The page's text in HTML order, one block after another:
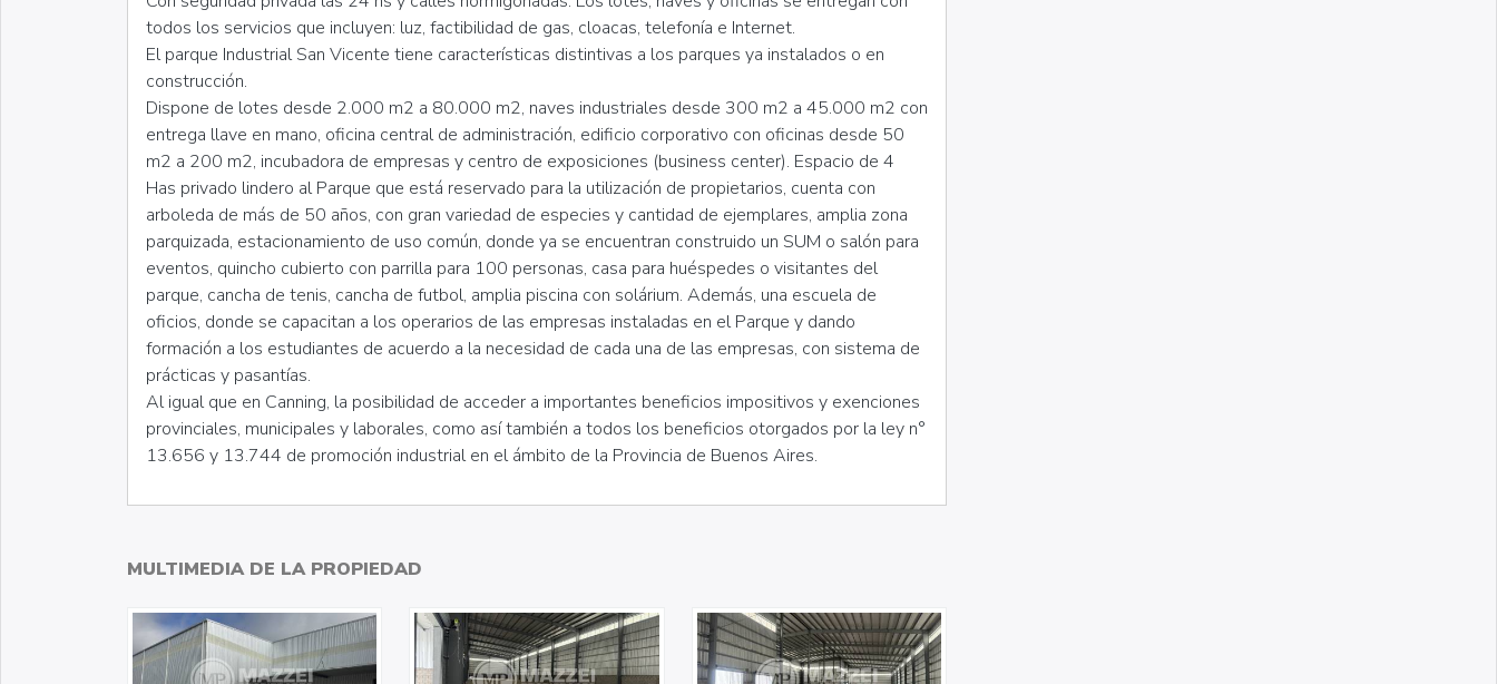
todos los servicios que incluyen: luz, factibilidad de gas, cloacas, telefonía e Internet.
El parque Industrial San Vicente tiene características distintivas a los parques ya instalados o en
construcción.
Dispone de lotes desde 2.000 m2 a 80.000 m2, naves industriales desde 300 m2 a 45.000 m2 con
entrega llave en mano, oficina central de administración, edificio corporativo con oficinas desde 50
m2 a 200 m2, incubadora de empresas y centro de exposiciones (business center). Espacio de 4
Has privado lindero al Parque que está reservado para la utilización de propietarios, cuenta con
arboleda de más de 50 años, con gran variedad de especies y cantidad de ejemplares, amplia zona
parquizada, estacionamiento de uso común, donde ya se encuentran construido un SUM o salón para
eventos, quincho cubierto con parrilla para 100 personas, casa para huéspedes o visitantes del
parque, cancha de tenis, cancha de futbol, amplia piscina con solárium. Además, una escuela de
oficios, donde se capacitan a los operarios de las empresas instaladas en el Parque y dando
formación a los estudiantes de acuerdo a la necesidad de cada una de las empresas, con sistema de
prácticas y pasantías.
Al igual que en Canning, la posibilidad de acceder a importantes beneficios impositivos y exenciones
provinciales, municipales y laborales, como así también a todos los beneficios otorgados por la ley n°
13.656 y 13.744 de promoción industrial en el ámbito de la Provincia de Buenos Aires.
MULTIMEDIA DE LA PROPIEDAD